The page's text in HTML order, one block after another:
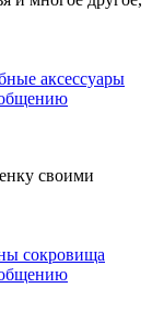
аксессуары
своими
сокровища